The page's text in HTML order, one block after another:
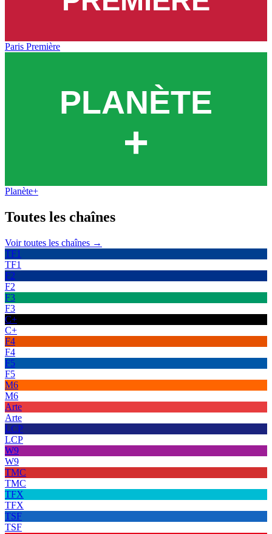
Paris Première
Planète+
Toutes les chaînes
Voir toutes les chaînes →
TF1
TF1
F2
F2
F3
F3
C+
C+
F4
F4
F5
F5
M6
M6
Arte
Arte
LCP
LCP
W9
W9
TMC
TMC
TFX
TFX
TSF
TSF